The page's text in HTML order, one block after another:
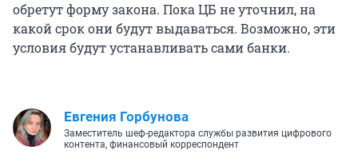
обретут форму закона. Пока ЦБ не уточнил, на
какой срок они будут выдаваться. Возможно, эти
условия будут устанавливать сами банки.
Евгения Горбунова
Заместитель шеф-редактора службы развития цифрового
контента, финансовый корреспондент